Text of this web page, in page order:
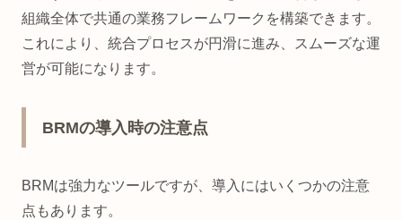
組織全体で共通の業務フレームワークを構築できます。
これにより、統合プロセスが円滑に進み、スムーズな運
営が可能になります。
BRMの導入時の注意点
BRMは強力なツールですが、導入にはいくつかの注意
点もあります。